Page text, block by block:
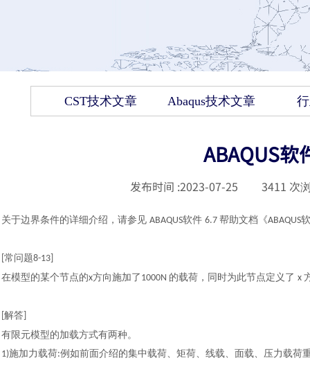
CST技术文章 Abaqus技术文章
ABAQUS软
发布时间 :2023-07-25 3411 次
关于边界条件的详细介绍，请参见 ABAQUS软件 6.7 帮助文档《ABAQUS
常问题8-13]
在模型的某个节点的x方向施加了 1000N 的载荷，同时为此节点定义了 x
解答
有限元模型的加载方式有两种。
1)施加力载荷:例如前面介绍的集中载荷、矩荷、线载、面载、压力载荷